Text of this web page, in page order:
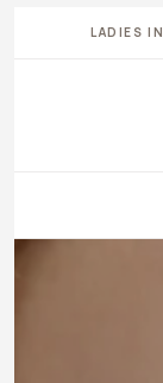
LADIES IN